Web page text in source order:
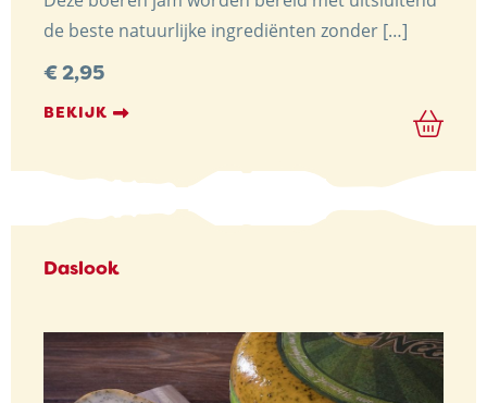
de beste natuurlijke ingrediënten zonder […]
€2,95
BEKIJK
Daslook